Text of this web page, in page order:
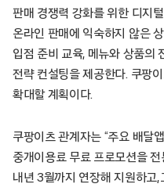
판매 경쟁력 강화를 위한 디지
온라인 판매에 익숙하지 않은
입점 준비 교육, 메뉴와 상품의
전략 컨설팅을 제공한다. 쿠팡
확대할 계획이다.
쿠팡이츠 관계자는 “주요 배달
중개이용료 무료 프로모션을
내년 3월까지 연장해 지원하고,